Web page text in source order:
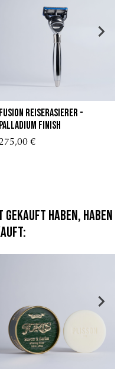
Fusion Reiserasierer -
Palladium Finish
€
gekauft haben, haben